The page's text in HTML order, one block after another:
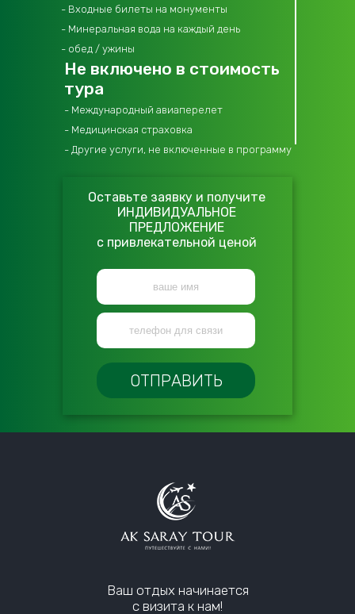
Ваш отдых начинается
с визита к нам!
- Входные билеты на монументы
- Минеральная вода на каждый день
- обед / ужины
Не включено в стоимость
тура
- Международный авиаперелет
- Медицинская страховка
- Другие услуги, не включенные в программу
Оставьте заявку и получите
ИНДИВИДУАЛЬНОЕ
ПРЕДЛОЖЕНИЕ
с привлекательной ценой